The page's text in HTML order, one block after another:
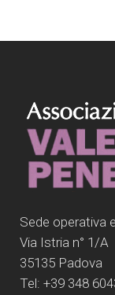
Sede operativa
Via Istria n° 1/A
35135 Padova
Tel: +39 348